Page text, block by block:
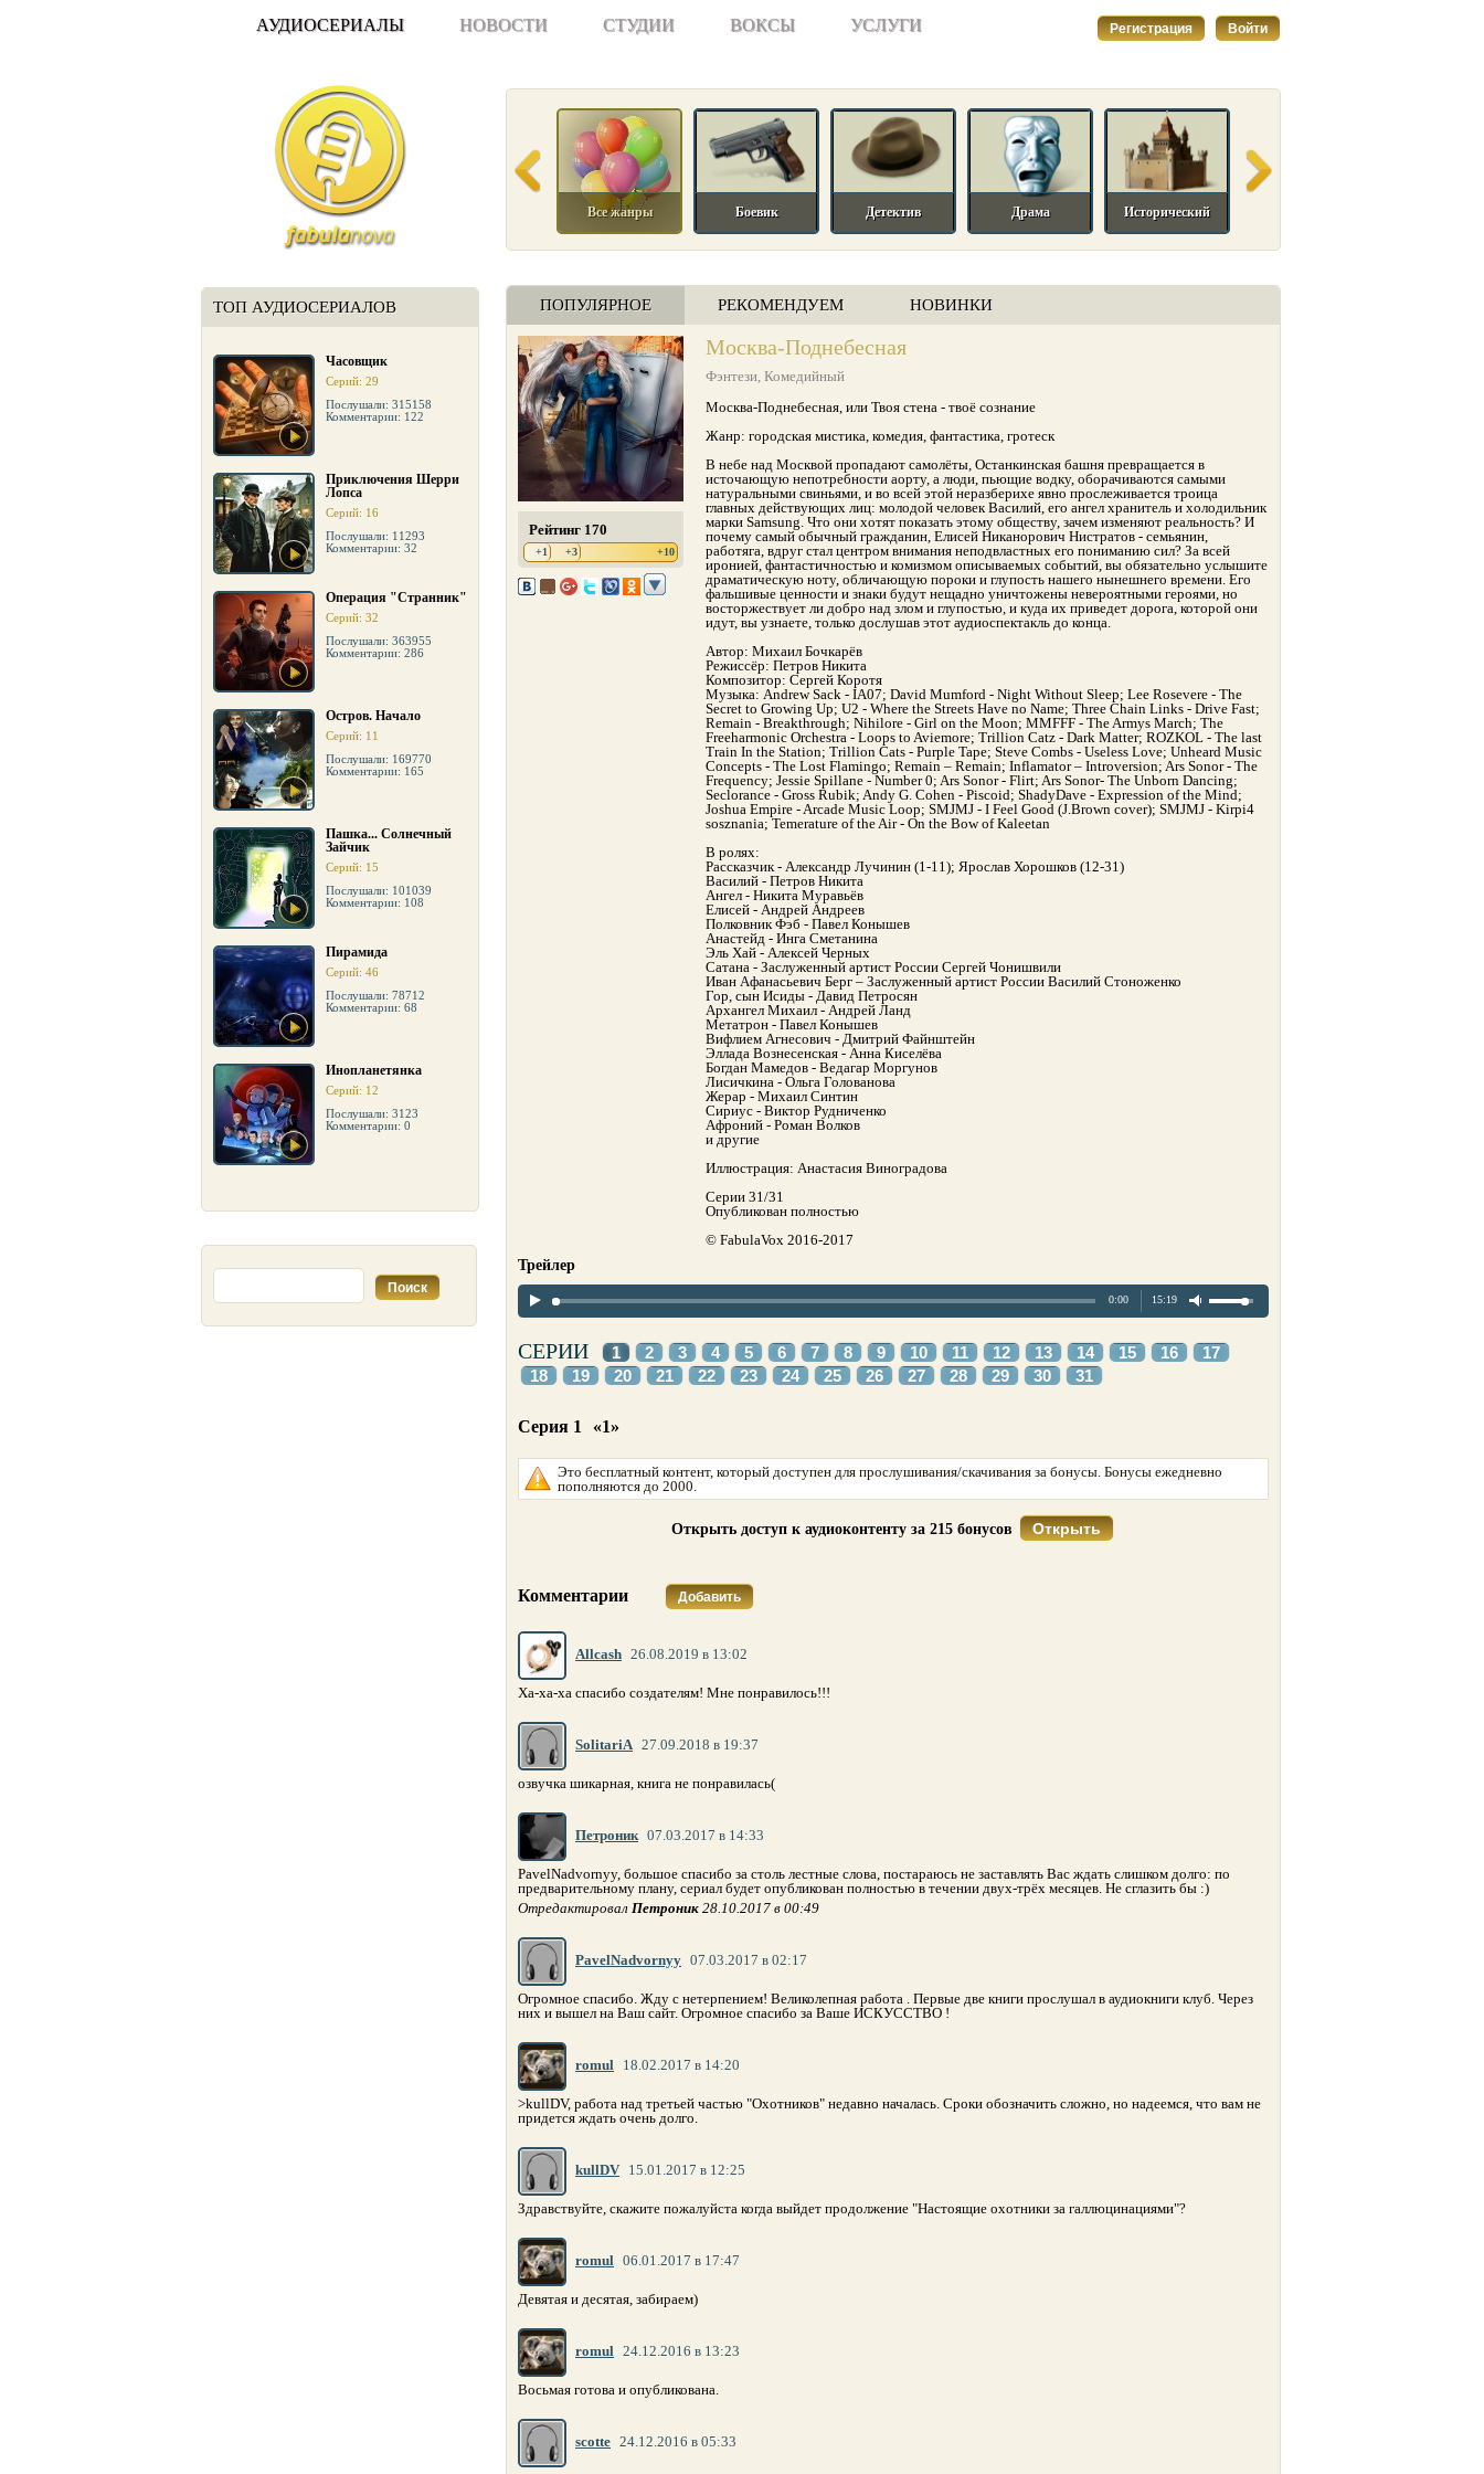
АУДИОСЕРИАЛЫ НОВОСТИ СТУДИИ ВОКСЫ УСЛУГИ Регистрация Войти
ТОП АУДИОСЕРИАЛОВ
Часовщик
Серий: 29
Послушали: 315158
Комментарии: 122
Приключения Шерри
Лопса
Серий: 16
Послушали: 11293
Комментарии: 32
Операция "Странник"
Серий: 32
Послушали: 363955
Комментарии: 286
Остров. Начало
Серий: 11
Послушали: 169770
Комментарии: 165
Пашка... Солнечный
Зайчик
Серий: 15
Послушали: 101039
Комментарии: 108
Пирамида
Серий: 46
Послушали: 78712
Комментарии: 68
Инопланетянка
Серий: 12
Послушали: 3123
Комментарии: 0
Все жанры Боевик Детектив Драма Исторический
ПОПУЛЯРНОЕ РЕКОМЕНДУЕМ НОВИНКИ
Рейтинг 170
+1 +3 +10
Москва-Поднебесная
Фэнтези, Комедийный
Москва-Поднебесная, или Твоя стена - твоё сознание
Жанр: городская мистика, комедия, фантастика, гротеск
В небе над Москвой пропадают самолёты, Останкинская башня превращается в
источающую непотребности аорту, а люди, пьющие водку, оборачиваются самыми
натуральными свиньями, и во всей этой неразберихе явно прослеживается троица
главных действующих лиц: молодой человек Василий, его ангел хранитель и холодильник
марки Samsung. Что они хотят показать этому обществу, зачем изменяют реальность? И
почему самый обычный гражданин, Елисей Никанорович Нистратов - семьянин,
работяга, вдруг стал центром внимания неподвластных его пониманию сил? За всей
иронией, фантастичностью и комизмом описываемых событий, вы обязательно услышите
драматическую ноту, обличающую пороки и глупость нашего нынешнего времени. Его
фальшивые ценности и знаки будут нещадно уничтожены невероятными героями, но
восторжествует ли добро над злом и глупостью, и куда их приведет дорога, которой они
идут, вы узнаете, только дослушав этот аудиоспектакль до конца.
Автор: Михаил Бочкарёв
Режиссёр: Петров Никита
Композитор: Сергей Коротя
Музыка: Andrew Sack - IA07; David Mumford - Night Without Sleep; Lee Rosevere - The
Secret to Growing Up; U2 - Where the Streets Have no Name; Three Chain Links - Drive Fast;
Remain - Breakthrough; Nihilore - Girl on the Moon; MMFFF - The Armys March; The
Freeharmonic Orchestra - Loops to Aviemore; Trillion Catz - Dark Matter; ROZKOL - The last
Train In the Station; Trillion Cats - Purple Tape; Steve Combs - Useless Love; Unheard Music
Concepts - The Lost Flamingo; Remain – Remain; Inflamator – Introversion; Ars Sonor - The
Frequency; Jessie Spillane - Number 0; Ars Sonor - Flirt; Ars Sonor- The Unborn Dancing;
Seclorance - Gross Rubik; Andy G. Cohen - Piscoid; ShadyDave - Expression of the Mind;
Joshua Empire - Arcade Music Loop; SMJMJ - I Feel Good (J.Brown cover); SMJMJ - Kirpi4
sosznania; Temerature of the Air - On the Bow of Kaleetan
В ролях:
Рассказчик - Александр Лучинин (1-11); Ярослав Хорошков (12-31)
Василий - Петров Никита
Ангел - Никита Муравьёв
Елисей - Андрей Андреев
Полковник Фэб - Павел Конышев
Анастейд - Инга Сметанина
Эль Хай - Алексей Черных
Сатана - Заслуженный артист России Сергей Чонишвили
Иван Афанасьевич Берг – Заслуженный артист России Василий Стоноженко
Гор, сын Исиды - Давид Петросян
Архангел Михаил - Андрей Ланд
Метатрон - Павел Конышев
Вифлием Агнесович - Дмитрий Файнштейн
Эллада Вознесенская - Анна Киселёва
Богдан Мамедов - Ведагар Моргунов
Лисичкина - Ольга Голованова
Жерар - Михаил Синтин
Сириус - Виктор Рудниченко
Афроний - Роман Волков
и другие
Иллюстрация: Анастасия Виноградова
Серии 31/31
Опубликован полностью
© FabulaVox 2016-2017
Трейлер
0:00 15:19
СЕРИИ 1 2 3 4 5 6 7 8 9 10 11 12 13 14 15 16
17
18
19 20 21 22 23 24 25 26 27 28 29 30 31
Серия 1 «1»
Это бесплатный контент, который доступен для прослушивания/скачивания за бонусы. Бонусы ежедневно
пополняются до 2000.
Открыть доступ к аудиоконтенту за 215 бонусов Открыть
Комментарии Добавить
Allcash 26.08.2019 в 13:02
Ха-ха-ха спасибо создателям! Мне понравилось!!!
SolitariA 27.09.2018 в 19:37
озвучка шикарная, книга не понравилась(
Петроник 07.03.2017 в 14:33
PavelNadvornyy, большое спасибо за столь лестные слова, постараюсь не заставлять Вас ждать слишком долго: по
предварительному плану, сериал будет опубликован полностью в течении двух-трёх месяцев. Не сглазить бы :)
Отредактировал Петроник 28.10.2017 в 00:49
PavelNadvornyy 07.03.2017 в 02:17
Огромное спасибо. Жду с нетерпением! Великолепная работа . Первые две книги прослушал в аудиокниги клуб. Через
них и вышел на Ваш сайт. Огромное спасибо за Ваше ИСКУССТВО !
romul 18.02.2017 в 14:20
>kullDV, работа над третьей частью "Охотников" недавно началась. Сроки обозначить сложно, но надеемся, что вам не
придется ждать очень долго.
kullDV 15.01.2017 в 12:25
Здравствуйте, скажите пожалуйста когда выйдет продолжение "Настоящие охотники за галлюцинациями"?
romul 06.01.2017 в 17:47
Девятая и десятая, забираем)
romul 24.12.2016 в 13:23
Восьмая готова и опубликована.
scotte 24.12.2016 в 05:33